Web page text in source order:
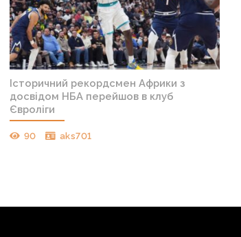
Історичний рекордсмен Африки з
досвідом НБА перейшов в клуб
Євроліги
90 aks701